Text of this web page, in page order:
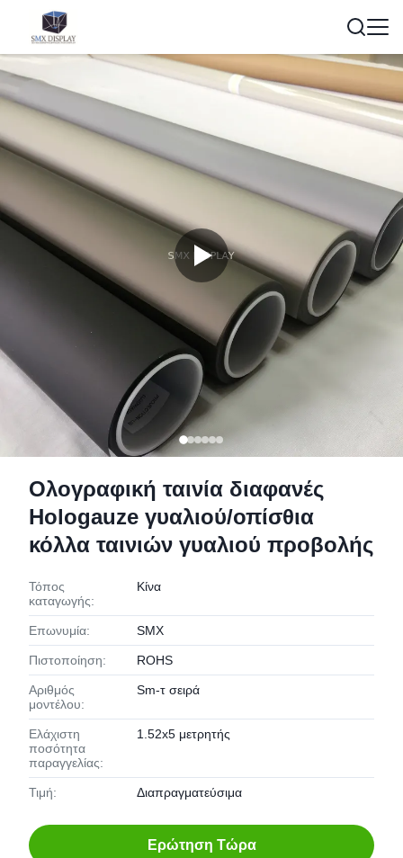
Ολογραφική ταινία διαφανές
Hologauze γυαλιού/οπίσθια
κόλλα ταινιών γυαλιού προβολής
Τόπος
καταγωγής:
Κίνα
Επωνυμία: SMX
Πιστοποίηση: ROHS
Αριθμός
μοντέλου:
Sm-τ σειρά
Ελάχιστη
ποσότητα
παραγγελίας:
1.52x5 μετρητής
Τιμή: Διαπραγματεύσιμα
Ερώτηση Τώρα